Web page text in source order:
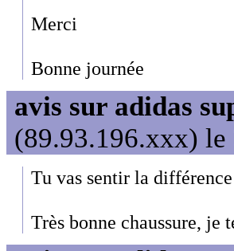
Merci
Bonne journée
avis sur adidas
(89.93.196.xxx)
Tu vas sentir la
Très bonne chaussure, je